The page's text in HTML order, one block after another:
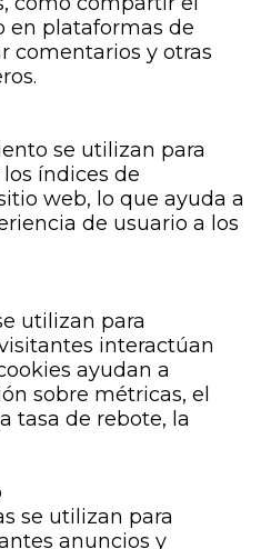
en plataformas de
comentarios y otras
se utilizan para
índices de
web, lo que ayuda a
de usuario a los
utilizan para
interactúan
ayudan a
sobre métricas, el
tasa de rebote, la
se utilizan para
anuncios y